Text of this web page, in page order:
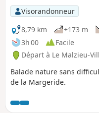
Visorandonneur
8,79 km
+173 m
3h 00
Facile
Départ à Le Malzieu-
Balade nature sans
de la Margeride.